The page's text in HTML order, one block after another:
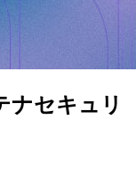
ナセキュリ